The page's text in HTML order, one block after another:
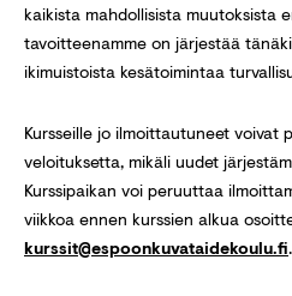
kaikista mahdollisista muutoksista
tavoitteenamme on järjestää
ikimuistoista kesätoimintaa
Kursseille jo ilmoittautuneet voivat
veloituksetta, mikäli uudet
Kurssipaikan voi peruuttaa
viikkoa ennen kurssien alkua
kurssit@espoonkuvataidekoulu.fi.